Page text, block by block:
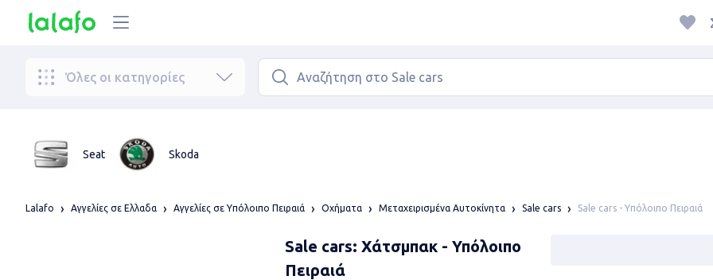
Όλες οι κατηγορίες
Seat Skoda
Lalafo Αγγελίες σε Ελλαδα Αγγελίες σε Υπόλοιπο Πειραιά Οχήματα Μεταχειρισμένα Αυτοκίνητα Sale cars Sale cars - Υπόλοιπο Πειραιά
Sale cars: Χάτσμπακ - Υπόλοιπο
Πειραιά